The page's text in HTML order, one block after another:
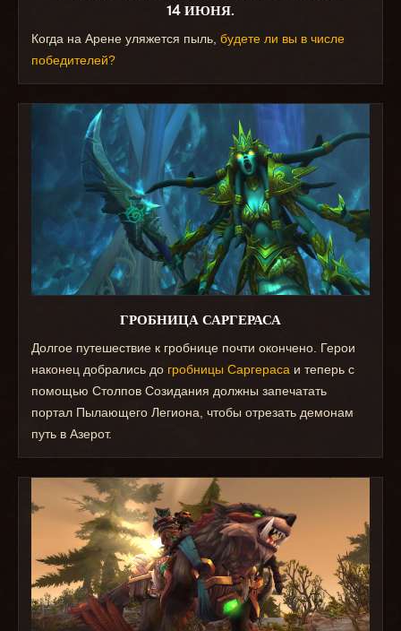
14 ИЮНЯ.
Когда на Арене уляжется пыль, будете ли вы в числе
победителей?
ГРОБНИЦА САРГЕРАСА
Долгое путешествие к гробнице почти окончено. Герои
наконец добрались до гробницы Саргераса и теперь с
помощью Столпов Созидания должны запечатать
портал Пылающего Легиона, чтобы отрезать демонам
путь в Азерот.